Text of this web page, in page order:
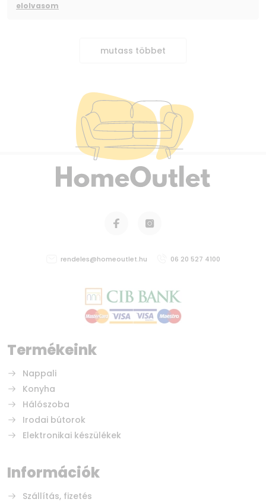
elolvasom
mutass többet
Termékeink
Nappali
Konyha
Hálószoba
Irodai bútorok
Elektronikai készülékek
rendeles@homeoutlet.hu 06 20 527 4100
Információk
Szállítás, fizetés